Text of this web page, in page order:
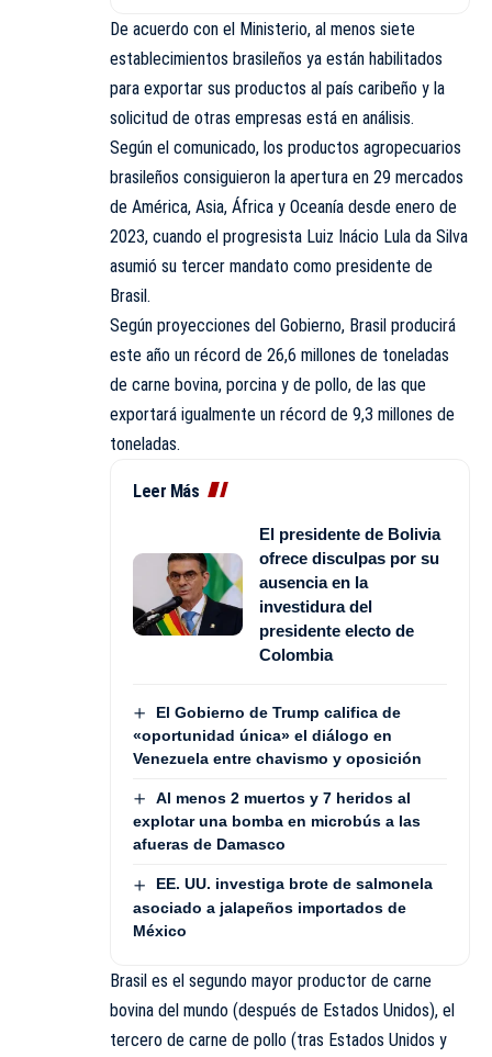
De acuerdo con el Ministerio, al menos siete
establecimientos brasileños ya están habilitados
para exportar sus productos al país caribeño y la
solicitud de otras empresas está en análisis.
Según el comunicado, los productos agropecuarios
brasileños consiguieron la apertura en 29 mercados
de América, Asia, África y Oceanía desde enero de
2023, cuando el progresista Luiz Inácio Lula da Silva
asumió su tercer mandato como presidente de
Brasil.
Según proyecciones del Gobierno, Brasil producirá
este año un récord de 26,6 millones de toneladas
de carne bovina, porcina y de pollo, de las que
exportará igualmente un récord de 9,3 millones de
toneladas.
Leer Más
El presidente de Bolivia
ofrece disculpas por su
ausencia en la
investidura del
presidente electo de
Colombia
El Gobierno de Trump califica de
«oportunidad única» el diálogo en
Venezuela entre chavismo y oposición
Al menos 2 muertos y 7 heridos al
explotar una bomba en microbús a las
afueras de Damasco
EE. UU. investiga brote de salmonela
asociado a jalapeños importados de
México
Brasil es el segundo mayor productor de carne
bovina del mundo (después de Estados Unidos), el
tercero de carne de pollo (tras Estados Unidos y